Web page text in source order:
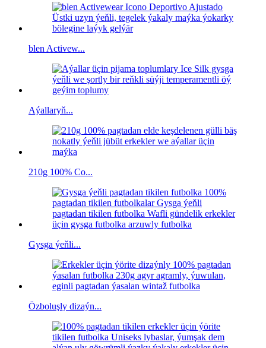
blen Activew...
Aýallaryň...
210g 100% Co...
Gysga ýeňli...
Özboluşly dizaýn...